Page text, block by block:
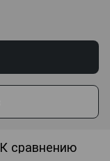
К сравнению